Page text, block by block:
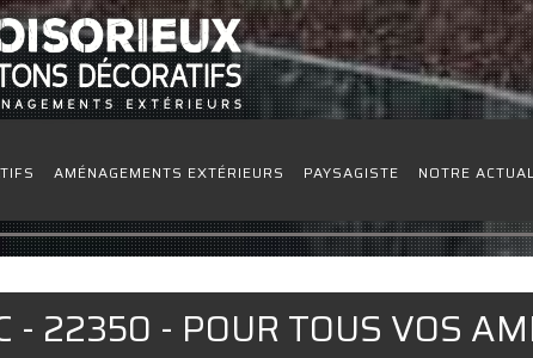
AMÉNAGEMENTS EXTÉRIEURS PAYSAGISTE NOTRE
- 22350 - POUR TOUS VOS